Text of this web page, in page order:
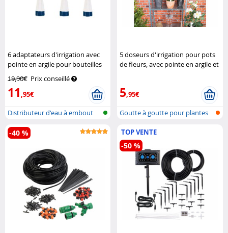
6 adaptateurs d'irrigation avec
pointe en argile pour bouteilles
Royal Gardineer
19,90€ Prix conseillé
11,95€
Distributeur d'eau à embout
pour bo...
5 doseurs d'irrigation pour pots
de fleurs, avec pointe en argile et
5,95€
Goutte à goutte pour plantes
-40 % TOP VENTE
-50 %